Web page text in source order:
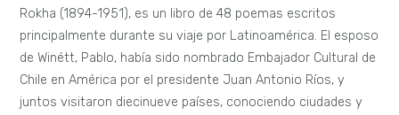
Rokha (1894-1951), es un libro de 48 poemas escritos
principalmente durante su viaje por Latinoamérica. El esposo
de Winétt, Pablo, había sido nombrado Embajador Cultural de
Chile en América por el presidente Juan Antonio Ríos, y
juntos visitaron diecinueve países, conociendo ciudades y